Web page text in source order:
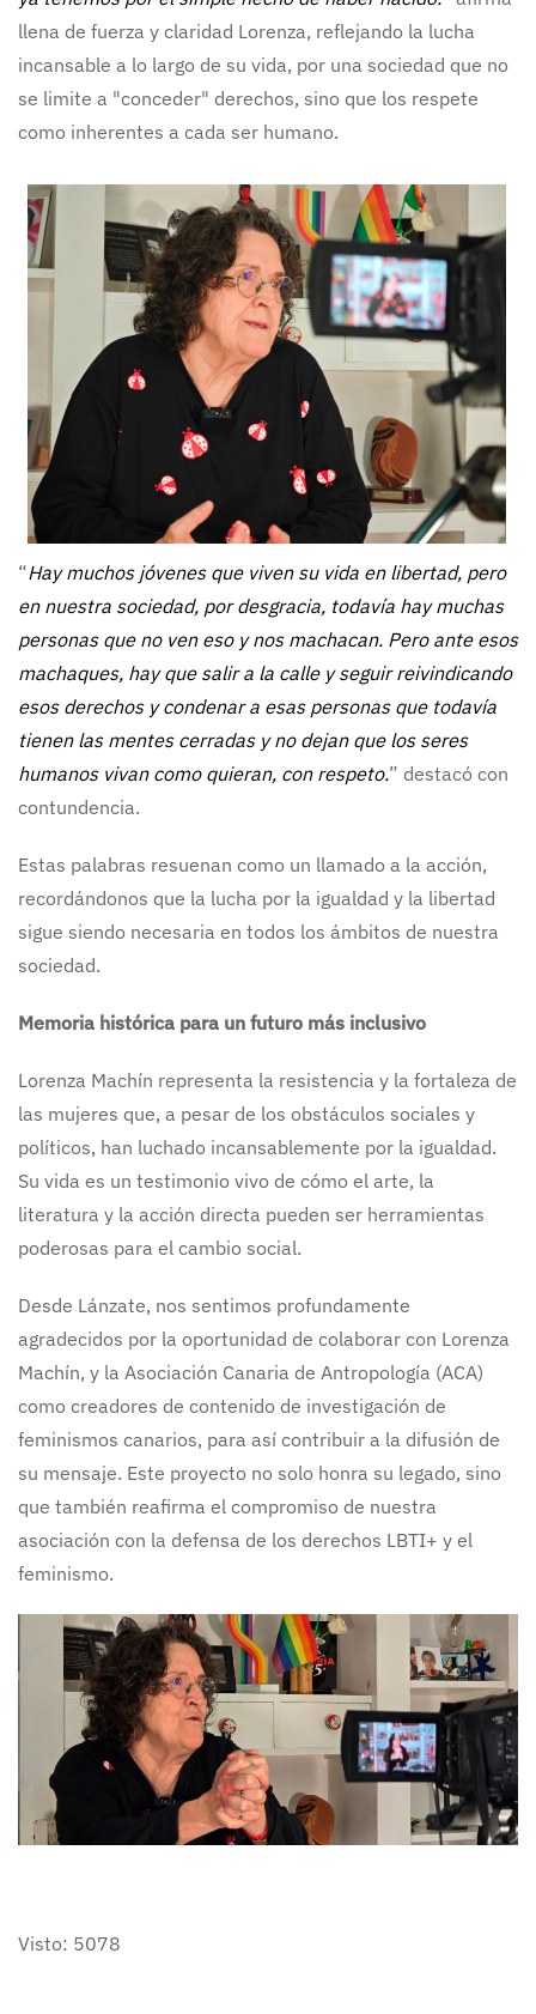
llena de fuerza y claridad Lorenza, reflejando la lucha
incansable a lo largo de su vida, por una sociedad que no
se limite a "conceder" derechos, sino que los respete
como inherentes a cada ser humano.
“Hay muchos jóvenes que viven su vida en libertad, pero
en nuestra sociedad, por desgracia, todavía hay muchas
personas que no ven eso y nos machacan. Pero ante esos
machaques, hay que salir a la calle y seguir reivindicando
esos derechos y condenar a esas personas que todavía
tienen las mentes cerradas y no dejan que los seres
humanos vivan como quieran, con respeto.” destacó con
contundencia.
Estas palabras resuenan como un llamado a la acción,
recordándonos que la lucha por la igualdad y la libertad
sigue siendo necesaria en todos los ámbitos de nuestra
sociedad.
Memoria histórica para un futuro más inclusivo
Lorenza Machín representa la resistencia y la fortaleza de
las mujeres que, a pesar de los obstáculos sociales y
políticos, han luchado incansablemente por la igualdad.
Su vida es un testimonio vivo de cómo el arte, la
literatura y la acción directa pueden ser herramientas
poderosas para el cambio social.
Desde Lánzate, nos sentimos profundamente
agradecidos por la oportunidad de colaborar con Lorenza
Machín, y la Asociación Canaria de Antropología (ACA)
como creadores de contenido de investigación de
feminismos canarios, para así contribuir a la difusión de
su mensaje. Este proyecto no solo honra su legado, sino
que también reafirma el compromiso de nuestra
asociación con la defensa de los derechos LBTI+ y el
feminismo.
Visto: 5078